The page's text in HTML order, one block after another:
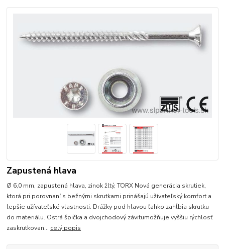
Zapustená hlava
Ø 6,0 mm, zapustená hlava, zinok žltý, TORX Nová generácia skrutiek,
ktorá pri porovnaní s bežnými skrutkami prinášajú užívateľský komfort a
lepšie užívateľské vlastnosti. Drážky pod hlavou ľahko zahĺbia skrutku
do materiálu. Ostrá špička a dvojchodový závitumožňuje vyššiu rýchlosť
zaskrutkovan... celý popis